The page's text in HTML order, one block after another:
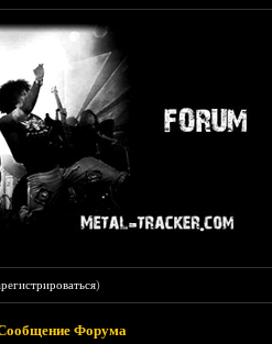
)
Форума